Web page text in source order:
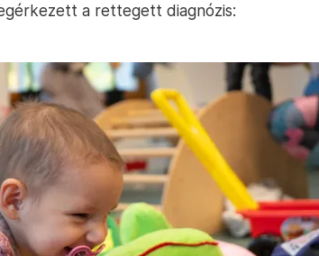
a rettegett diagnózis: